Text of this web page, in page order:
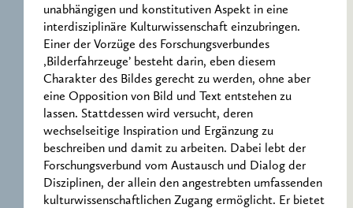
unabhängigen und konstitutiven Aspekt in eine
interdisziplinäre Kulturwissenschaft einzubringen.
Einer der Vorzüge des Forschungsverbundes
‚Bilderfahrzeuge’ besteht darin, eben diesem
Charakter des Bildes gerecht zu werden, ohne aber
eine Opposition von Bild und Text entstehen zu
lassen. Stattdessen wird versucht, deren
wechselseitige Inspiration und Ergänzung zu
beschreiben und damit zu arbeiten. Dabei lebt der
Forschungsverbund vom Austausch und Dialog der
Disziplinen, der allein den angestrebten umfassenden
kulturwissenschaftlichen Zugang ermöglicht. Er bietet